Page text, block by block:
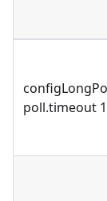
poll.timeout